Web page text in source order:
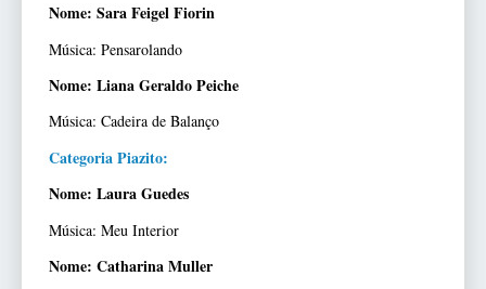
Nome: Sara Feigel Fiorin
Música: Pensarolando
Nome: Liana Geraldo Peiche
Música: Cadeira de Balanço
Categoria Piazito:
Nome: Laura Guedes
Música: Meu Interior
Nome: Catharina Muller